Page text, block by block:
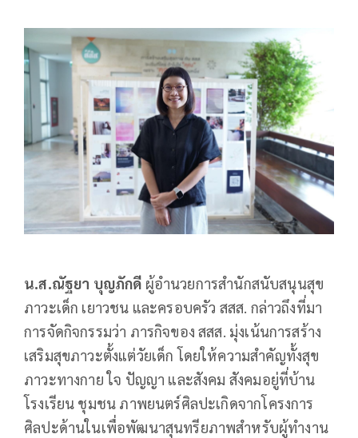
น.ส.ณัฐยา บุญภักดี ผู้อำนวยการสำนักสนับสนุนสุข
ภาวะเด็ก เยาวชน และครอบครัว สสส. กล่าวถึงที่มา
การจัดกิจกรรมว่า ภารกิจของ สสส. มุ่งเน้นการสร้าง
เสริมสุขภาวะตั้งแต่วัยเด็ก โดยให้ความสำคัญทั้งสุข
ภาวะทางกาย ใจ ปัญญา และสังคม สังคมอยู่ที่บ้าน
โรงเรียน ชุมชน ภาพยนตร์ศิลปะเกิดจากโครงการ
ศิลปะด้านในเพื่อพัฒนาสุนทรียภาพสำหรับผู้ทำงาน